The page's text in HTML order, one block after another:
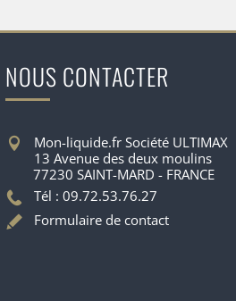
NOUS CONTACTER
Mon-liquide.fr Société ULTIMAX
13 Avenue des deux moulins
77230 SAINT-MARD - FRANCE
Tél : 09.72.53.76.27
Formulaire de contact